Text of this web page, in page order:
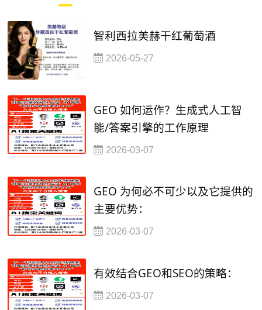
智利西拉美赫干红葡萄酒
2026-05-27
GEO 如何运作？生成式人工智
能/答案引擎的工作原理
2026-03-07
GEO 为何必不可少以及它提供的
主要优势：
2026-03-07
有效结合GEO和SEO的策略：
2026-03-07